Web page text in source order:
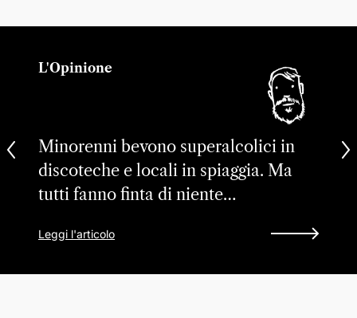
L'Opinione
Minorenni bevono superalcolici in
discoteche e locali in spiaggia. Ma
tutti fanno finta di niente…
Leggi l'articolo